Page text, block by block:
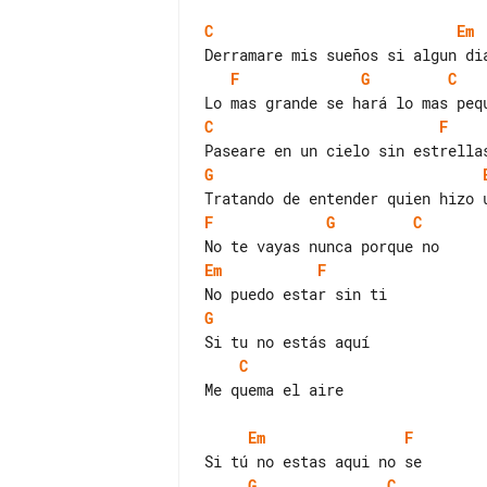
C Em
F G C
C F
G
F G
C
Em
F
G
C
Me quema el aire
Em
F